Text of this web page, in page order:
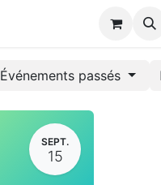
Événements passés
SEPT.
15